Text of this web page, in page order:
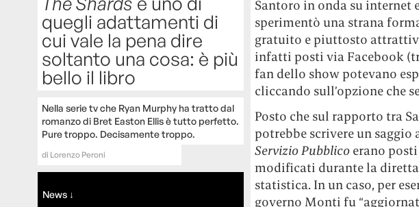
quegli adattamenti di
cui vale la pena dire
soltanto una cosa: è più
bello il libro
Nella serie tv che Ryan Murphy ha tratto dal
romanzo di Bret Easton Ellis è tutto perfetto.
Pure troppo. Decisamente troppo.
di Lorenzo Peroni
News ↓
Santoro in onda su
sperimentò una strana
gratuito e piuttosto
infatti posti via Facebook
fan dello show potevano
cliccando sull’opzione che
Posto che sul rapporto tra
potrebbe scrivere un
Servizio Pubblicoerano posti
modificati durante la
statistica. In un caso, per
governo Monti fu